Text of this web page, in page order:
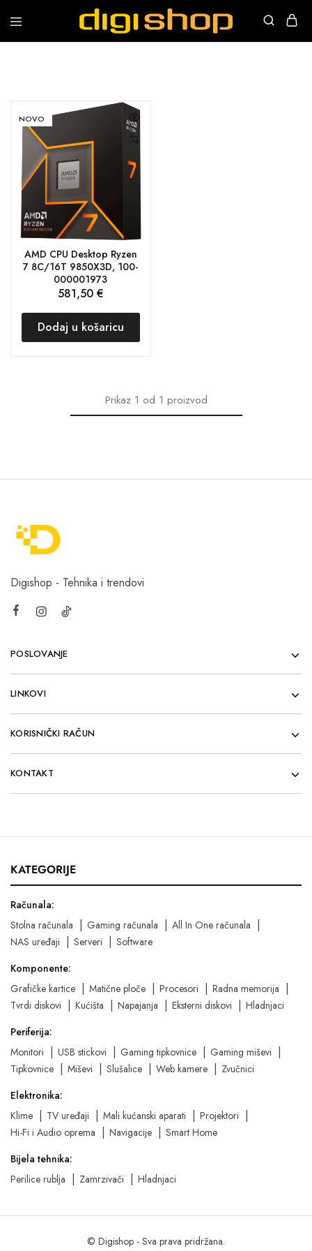
Digishop
Vaša
NOVO
AMD CPU Desktop Ryzen
7 8C/16T 9850X3D, 100-
000001973
581,50 €
Dodaj u košaricu
Prikaz1 od 1 proizvod
Digishop - Tehnika i trendovi
POSLOVANJE
LINKOVI
KORISNIČKI RAČUN
KONTAKT
KATEGORIJE
Računala:
Stolna računala
Gaming računala
All In One računala
NAS uređaji
Serveri
Software
Komponente:
Grafičke kartice
Matične ploče Procesori
Radna memorija
Tvrdi diskovi
Kućišta Napajanja Eksterni diskovi
Hladnjaci
Periferija:
Monitori
USB stickovi Gaming tipkovnice
Gaming miševi
Tipkovnice
Miševi Slušalice Web kamere
Zvučnici
Elektronika:
Klime
TV uređaji Mali kućanski aparati
Projektori
Hi-Fi i Audio oprema
Navigacije
Smart Home
Bijela tehnika:
Perilice rublja
Zamrzivači Hladnjaci
© Digishop - Sva prava pridržana.